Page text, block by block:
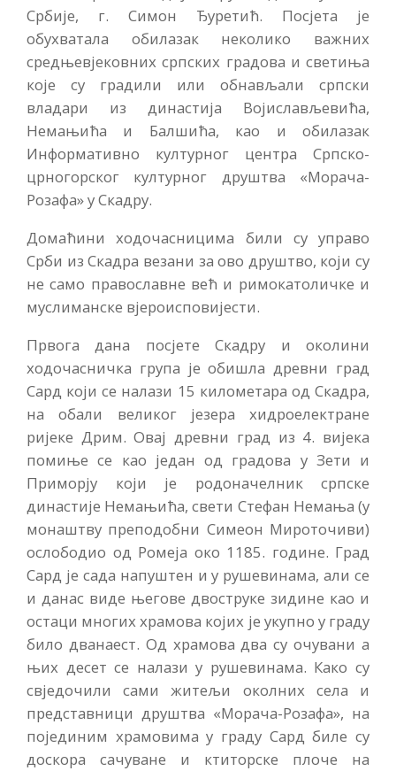
Србије, г. Симон Ђуретић. Посјета је
обухватала обилазак неколико важних
средњевјековних српских градова и светиња
које су градили или обнављали српски
владари из династија Војислављевића,
Немањића и Балшића, као и обилазак
Информативно културног центра Српско-
црногорског културног друштва «Морача-
Розафа» у Скадру.
Домаћини ходочасницима били су управо
Срби из Скадра везани за ово друштво, који су
не само православне већ и римокатоличке и
муслиманске вјероисповијести.
Првога дана посјете Скадру и околини
ходочасничка група је обишла древни град
Сард који се налази 15 километара од Скадра,
на обали великог језера хидроелектране
ријеке Дрим. Овај древни град из 4. вијека
помиње се као један од градова у Зети и
Приморју који је родоначелник српске
династије Немањића, свети Стефан Немања (у
монаштву преподобни Симеон Мироточиви)
ослободио од Ромеја око 1185. године. Град
Сард је сада напуштен и у рушевинама, али се
и данас виде његове двоструке зидине као и
остаци многих храмова којих је укупно у граду
било дванаест. Од храмова два су очувани а
њих десет се налази у рушевинама. Како су
свједочили сами житељи околних села и
представници друштва «Морача-Розафа», на
појединим храмовима у граду Сард биле су
доскора сачуване и ктиторске плоче на